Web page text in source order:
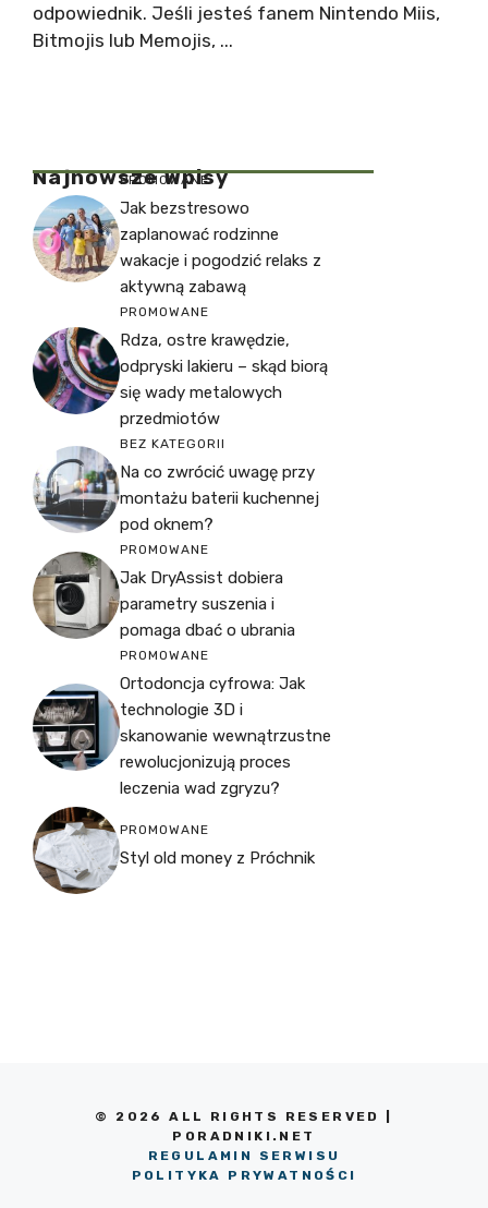
odpowiednik. Jeśli jesteś fanem Nintendo Miis,
Bitmojis lub Memojis, ...
Najnowsze Wpisy
PROMOWANE
Jak bezstresowo
zaplanować rodzinne
wakacje i pogodzić relaks z
aktywną zabawą
PROMOWANE
Rdza, ostre krawędzie,
odpryski lakieru – skąd biorą
się wady metalowych
przedmiotów
BEZ KATEGORII
Na co zwrócić uwagę przy
montażu baterii kuchennej
pod oknem?
PROMOWANE
Jak DryAssist dobiera
parametry suszenia i
pomaga dbać o ubrania
PROMOWANE
Ortodoncja cyfrowa: Jak
technologie 3D i
skanowanie wewnątrzustne
rewolucjonizują proces
leczenia wad zgryzu?
PROMOWANE
Styl old money z Próchnik
© 2026 ALL RIGHTS RESERVED |
PORADNIKI.NET
REGULAMIN SERWISU
POLITYKA PRYWATNOŚCI